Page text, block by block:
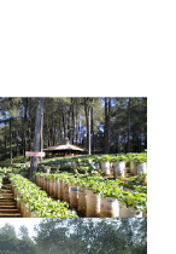
ini, pengelola
sarana
Taman wisata
dilengkapi juga